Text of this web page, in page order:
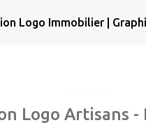
Accéder au contenu
Logo Artisans